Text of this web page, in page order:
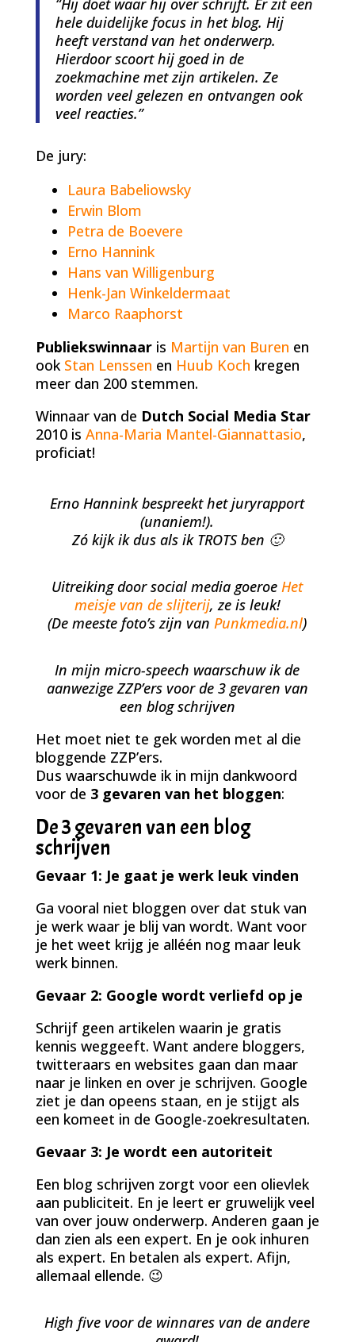
hele duidelijke focus in het blog. Hij
heeft verstand van het onderwerp.
Hierdoor scoort hij goed in de
zoekmachine met zijn artikelen. Ze
worden veel gelezen en ontvangen ook
veel reacties.”
De jury:
Laura Babeliowsky
Erwin Blom
Petra de Boevere
Erno Hannink
Hans van Willigenburg
Henk-Jan Winkeldermaat
Marco Raaphorst
Publiekswinnaaris Martijn van Buren en
ook Stan Lenssen en Huub Koch kregen
meer dan 200 stemmen.
Winnaar van de Dutch Social Media Star
2010 is Anna-Maria Mantel-Giannattasio,
proficiat!
Erno Hannink bespreekt het juryrapport
(unaniem!).
Zó kijk ik dus als ik TROTS ben 🙂
Uitreiking door social media goeroe Het
meisje van de slijterij, ze is leuk!
(De meeste foto’s zijn van Punkmedia.nl)
In mijn micro-speech waarschuw ik de
aanwezige ZZP’ers voor de 3 gevaren van
een blog schrijven
Het moet niet te gek worden met al die
bloggende ZZP’ers.
Dus waarschuwde ik in mijn dankwoord
voor de 3 gevaren van het bloggen:
De 3 gevaren van een blog
schrijven
Gevaar 1: Je gaat je werk leuk vinden
Ga vooral niet bloggen over dat stuk van
je werk waar je blij van wordt. Want voor
je het weet krijg je alléén nog maar leuk
werk binnen.
Gevaar 2: Google wordt verliefd op je
Schrijf geen artikelen waarin je gratis
kennis weggeeft. Want andere bloggers,
twitteraars en websites gaan dan maar
naar je linken en over je schrijven. Google
ziet je dan opeens staan, en je stijgt als
een komeet in de Google-zoekresultaten.
Gevaar 3: Je wordt een autoriteit
Een blog schrijven zorgt voor een olievlek
aan publiciteit. En je leert er gruwelijk veel
van over jouw onderwerp. Anderen gaan je
dan zien als een expert. En je ook inhuren
als expert. En betalen als expert. Afijn,
allemaal ellende. 😉
High five voor de winnares van de andere